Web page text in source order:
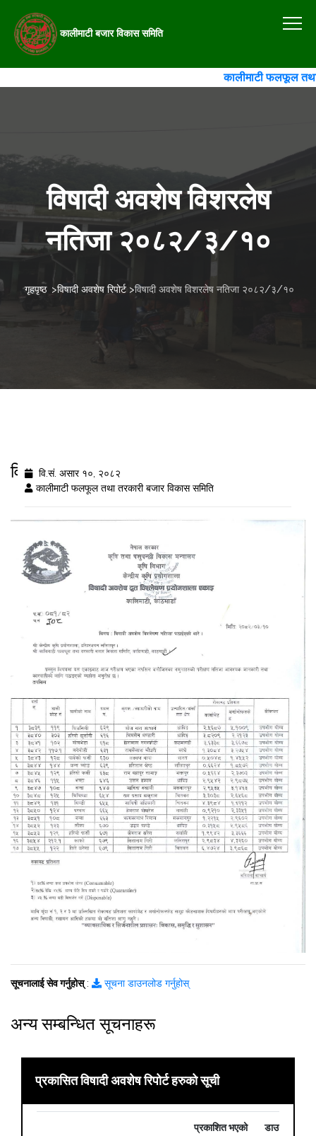
कालीमाटी बजार विकास समिति
कालीमाटी फलफूल तथा
विषादी अवशेष विशरलेष
नतिजा २०८२/३/१०
गृहपृष्ठ >विषादी अवशेष रिपोर्ट>विषादी अवशेष विशरलेष नतिजा २०८२/३/१०
विषादी अवशेष विशरलेष नतिजा २०८२/३/१०
वि.सं. असार १०, २०८२
कालीमाटी फलफूल तथा तरकारी बजार विकास समिति
सूचनालाई सेव गर्नुहोस्: सूचना डाउनलोड गर्नुहोस्
अन्य सम्बन्धित सूचनाहरू
प्रकासित विषादी अवशेष रिपोर्ट हरुको सूची
प्रकाशित भएको
डाउनलोड